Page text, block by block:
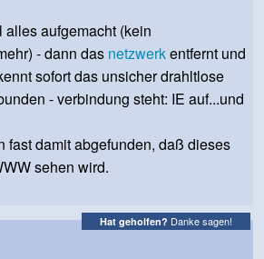
alles aufgemacht (kein
- dann das netzwerkentfernt und
sofort das unsicher drahltlose
- verbindung steht: IE auf...und
fast damit abgefunden, daß dieses
sehen wird.
Hat geholfen? Danke sagen!